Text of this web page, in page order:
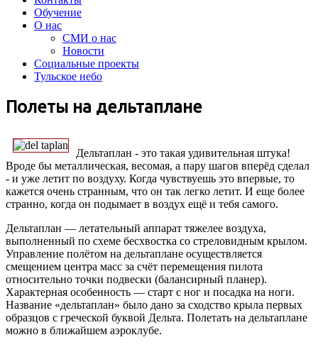
Обучение
О нас
СМИ о нас
Новости
Социальные проекты
Тульское небо
Полеты на дельтаплане
Дельтаплан - это такая удивительная штука!
Вроде бы металлическая, весомая, а пару шагов вперёд сделал
- и уже летит по воздуху. Когда чувствуешь это впервые, то
кажется очень странным, что он так легко летит. И еще более
странно, когда он подымает в воздух ещё и тебя самого.
Дельтаплан — летательный аппарат тяжелее воздуха,
выполненный по схеме бесхвостка со стреловидным крылом.
Управление полётом на дельтаплане осуществляется
смещением центра масс за счёт перемещения пилота
относительно точки подвески (балансирный планер).
Характерная особенность — старт с ног и посадка на ноги.
Название «дельтаплан» было дано за сходство крыла первых
образцов с греческой буквой Дельта. Полетать на дельтаплане
можно в ближайшем аэроклубе.